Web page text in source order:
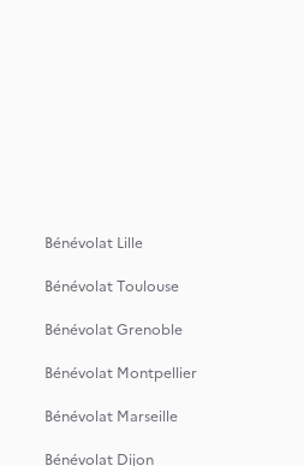
Bénévolat Lille
Bénévolat Toulouse
Bénévolat Grenoble
Bénévolat Montpellier
Bénévolat Marseille
Bénévolat Dijon